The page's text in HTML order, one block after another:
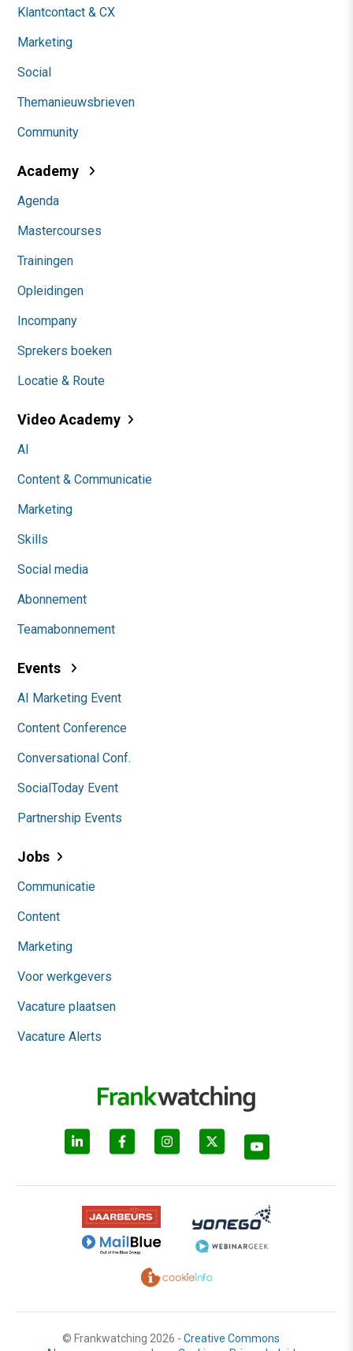
Klantcontact & CX
Marketing
Social
Themanieuwsbrieven
Community
Academy
Agenda
Mastercourses
Trainingen
Opleidingen
Incompany
Sprekers boeken
Locatie & Route
Video Academy
AI
Content & Communicatie
Marketing
Skills
Social media
Abonnement
Teamabonnement
Events
AI Marketing Event
Content Conference
Conversational Conf.
SocialToday Event
Partnership Events
Jobs
Communicatie
Content
Marketing
Voor werkgevers
Vacature plaatsen
Vacature Alerts
© Frankwatching 2026 - Creative Commons